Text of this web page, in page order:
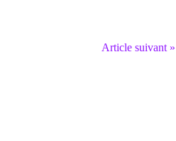
Article suivant »